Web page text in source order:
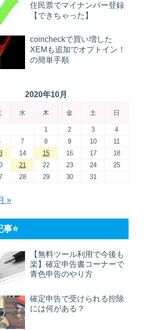
住民票でマイナンバー登録
【できちゃった】
coincheckで買い増した
XEMも追加でオプトイン！
の簡単手順
2020年10月
水 木 金 土 日
1 2 3
4
7 8 9 10
11
14 15 16 17
18
21 22 23 24
25
28 29 30 31
»
事⭐️
【無料ツール利用で今後も
楽】確定申告書コーナーで
青色申告のやり方
確定申告で受けられる控除
には何がある？